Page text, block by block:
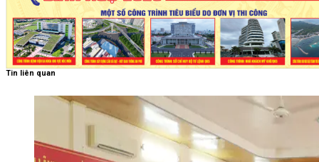
Tin liên quan